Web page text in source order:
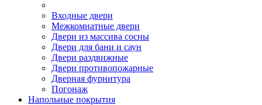
Входные двери
Межкомнатные двери
Двери из массива сосны
Двери для бани и саун
Двери раздвижные
Двери противопожарные
Дверная фурнитура
Погонаж
Напольные покрытия